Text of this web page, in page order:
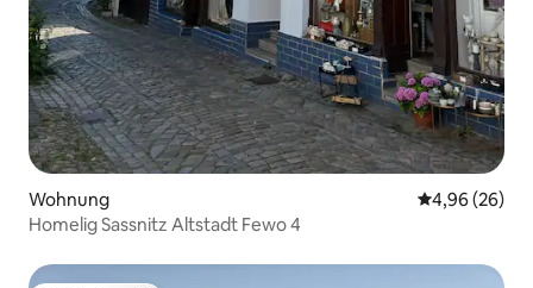
Wohnung
4,96 (26)
Homelig Sassnitz Altstadt Fewo 4